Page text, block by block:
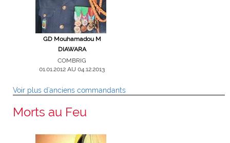
GD Mouhamadou M
DIAWARA
COMBRIG
01.01.2012 AU 04.12.2013
Voir plus d'anciens commandants
Morts au Feu